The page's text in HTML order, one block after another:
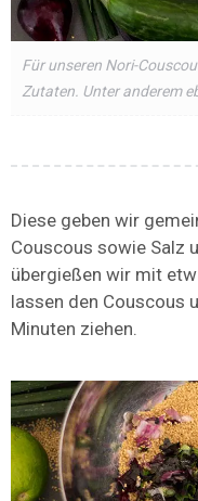
Für unseren Nori-
Zutaten. Unter anderem
Diese geben wir
Couscous sowie Salz
übergießen wir mit
lassen den Couscous
Minuten ziehen.